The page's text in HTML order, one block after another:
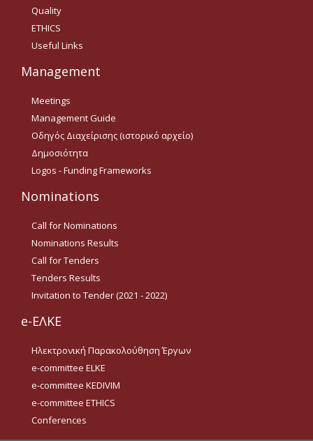
Guidelines
Οδηγίες για προμήθεια
ειδών/παροχή υπηρεσιών
με βάση τον Ν.4957/2022
Ν.4957/2022
Guidelines Archive
Nominations
Call for Nominations
Nominations Results
Quality
ETHICS
Useful Links
Management
Meetings
Management Guide
Οδηγός Διαχείρισης (ιστορικό αρχείο)
Δημοσιότητα
Logos - Funding Frameworks
Nominations
Call for Nominations
Nominations Results
Call for Tenders
Tenders Results
Invitation to Tender (2021 - 2022)
e-ΕΛΚΕ
Ηλεκτρονική Παρακολούθηση Έργων
e-committee ELKE
e-committee KEDIVIM
e-committee ETHICS
Conferences